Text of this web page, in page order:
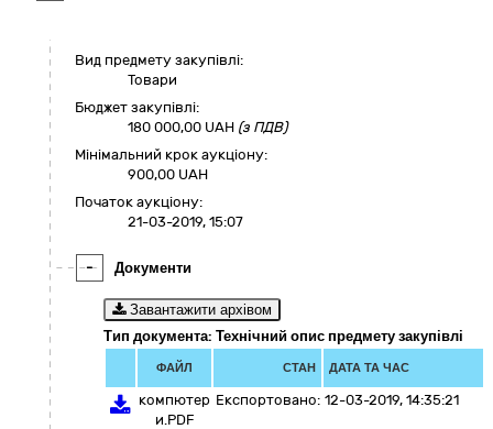
Вид предмету закупівлі:
Товари
Бюджет закупівлі:
180 000,00 UAH (з ПДВ)
Мінімальний крок аукціону:
900,00 UAH
Початок аукціону:
21-03-2019, 15:07
- Документи
Завантажити архівом
Тип документа: Технічний опис предмету закупівлі
ФАЙЛ СТАН ДАТА ТА ЧАС
компютер
и.PDF
Експортовано: 12-03-2019, 14:35:21